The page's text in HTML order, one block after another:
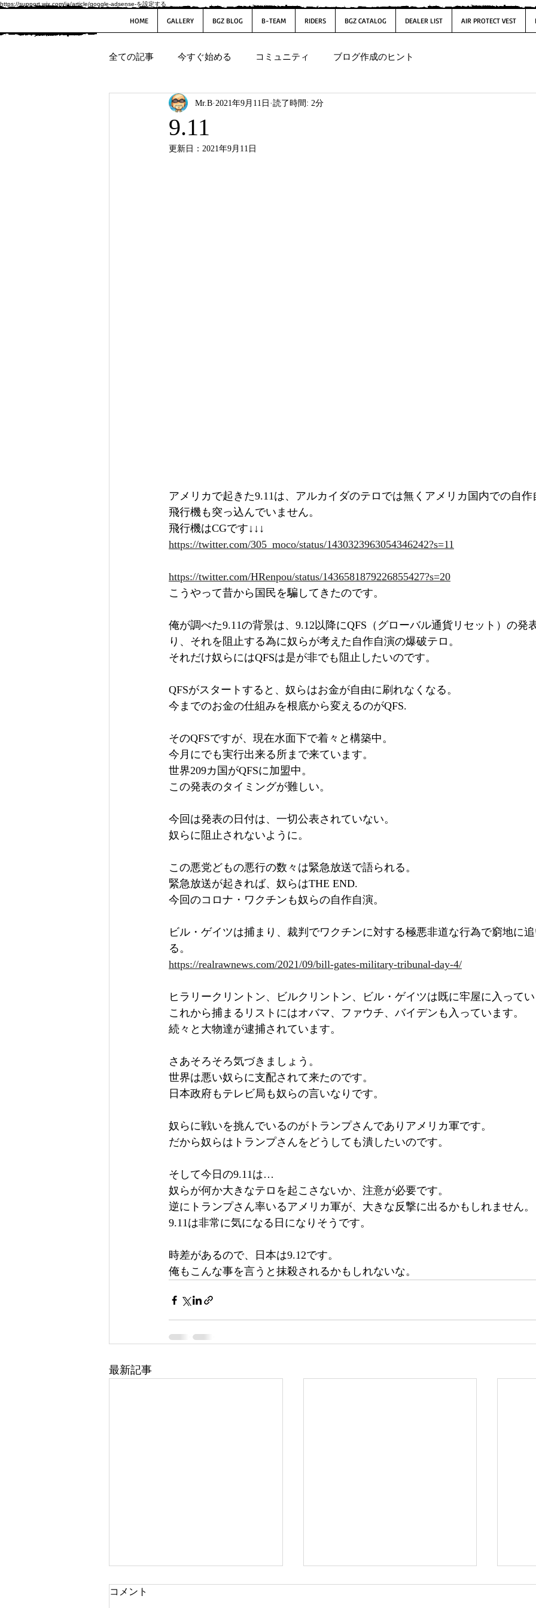
https://support.wix.com/ja/article/google-adsense-を設定する
HOME GALLERY BGZ BLOG B-TEAM RIDERS BGZ CATALOG DEALER LIST AIR PROTECT VEST
全ての記事 今すぐ始める コミュニティ ブログ作成のヒント
9.11
Mr.B 2021年9月11日 読了時間: 2分
更新日： 2021年9月11日
アメリカで起きた9.11は、アルカイダのテロでは無くアメリカ国内での自作
飛行機も突っ込んでいません。
飛行機はCGです↓↓↓
https://twitter.com/305_moco/status/1430323963054346242?s=11
https://twitter.com/HRenpou/status/1436581879226855427?s=20
こうやって昔から国民を騙してきたのです。
俺が調べた9.11の背景は、9.12以降にQFS（グローバル通貨リセット）の発
り、それを阻止する為に奴らが考えた自作自演の爆破テロ。
それだけ奴らにはQFSは是が非でも阻止したいのです。
QFSがスタートすると、奴らはお金が自由に刷れなくなる。
今までのお金の仕組みを根底から変えるのがQFS.
そのQFSですが、現在水面下で着々と構築中。
今月にでも実行出来る所まで来ています。
世界209カ国がQFSに加盟中。
この発表のタイミングが難しい。
今回は発表の日付は、一切公表されていない。
奴らに阻止されないように。
この悪党どもの悪行の数々は緊急放送で語られる。
緊急放送が起きれば、奴らはTHE END.
今回のコロナ・ワクチンも奴らの自作自演。
ビル・ゲイツは捕まり、裁判でワクチンに対する極悪非道な行為で窮地に
る。
https://realrawnews.com/2021/09/bill-gates-military-tribunal-day-4/
ヒラリークリントン、ビルクリントン、ビル・ゲイツは既に牢屋に入ってい
これから捕まるリストにはオバマ、ファウチ、バイデンも入っています。
続々と大物達が逮捕されています。
さあそろそろ気づきましょう。
世界は悪い奴らに支配されて来たのです。
日本政府もテレビ局も奴らの言いなりです。
奴らに戦いを挑んでいるのがトランプさんでありアメリカ軍です。
だから奴らはトランプさんをどうしても潰したいのです。
そして今日の9.11は…
奴らが何か大きなテロを起こさないか、注意が必要です。
逆にトランプさん率いるアメリカ軍が、大きな反撃に出るかもしれません。
9.11は非常に気になる日になりそうです。
時差があるので、日本は9.12です。
俺もこんな事を言うと抹殺されるかもしれないな。
最新記事
コメント